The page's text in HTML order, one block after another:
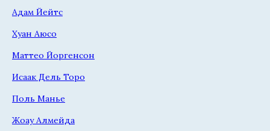
Адам Йейтс
Хуан Аюсо
Маттео Йоргенсон
Исаак Дель Торо
Поль Манье
Жоау Алмейда